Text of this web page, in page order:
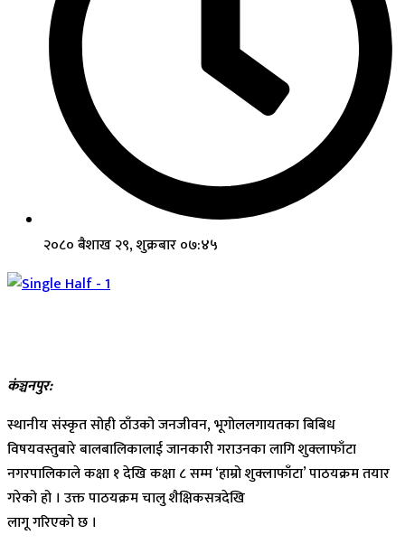
२०८० बैशाख २९, शुक्रबार ०७:४५
कंञ्चनपुर:
स्थानीय संस्कृत सोही ठाँउको जनजीवन, भूगोललगायतका बिबिध
विषयवस्तुबारे बालबालिकालाई जानकारी गराउनका लागि शुक्लाफाँटा
नगरपालिकाले कक्षा १ देखि कक्षा ८ सम्म ‘हाम्रो शुक्लाफाँटा’ पाठयक्रम तयार
गरेको हो । उक्त पाठयक्रम चालु शैक्षिकसत्रदेखि
लागू गरिएको छ ।